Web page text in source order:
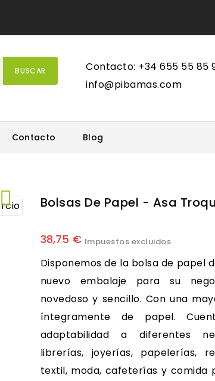
Contacto: +34 655 55 85
info@pibamas.com
BUSCAR
Contacto Blog
Bolsas De Papel - Asa
38,75 € Impuestos excluidos
Disponemos de la bolsa de papel
nuevo embalaje para su
novedoso y sencillo. Con una
íntegramente de papel.
adaptabilidad a diferentes
librerías, joyerías, papelerías,
textil, moda, cafeterías y comida